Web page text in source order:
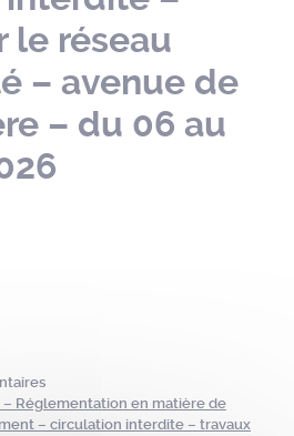
le réseau
– avenue de
– du 06 au
– Réglementation en matière de
– circulation interdite – travaux